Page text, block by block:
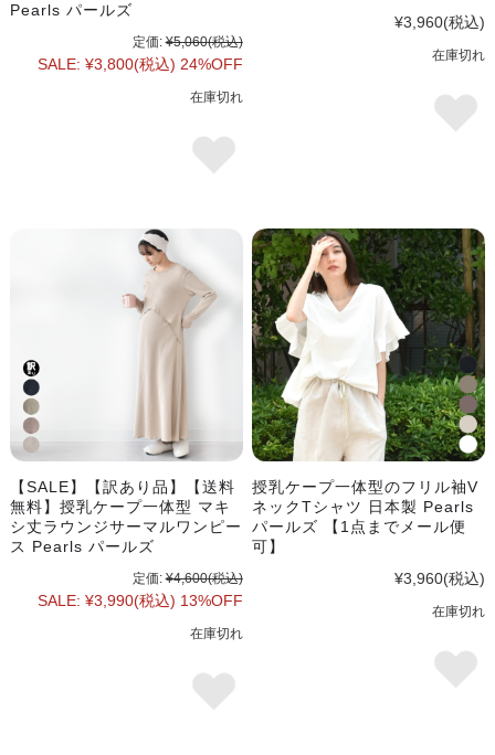
Pearls パールズ
定価: ¥5,060(税込)
SALE: ¥3,800(税込) 24%OFF
在庫切れ
¥3,960(税込)
在庫切れ
【SALE】【訳あり品】【送料
無料】授乳ケープ一体型 マキ
シ丈ラウンジサーマルワンピー
ス Pearls パールズ
定価: ¥4,600(税込)
SALE: ¥3,990(税込) 13%OFF
在庫切れ
授乳ケープ一体型のフリル袖V
ネックTシャツ 日本製 Pearls
パールズ 【1点までメール便
可】
¥3,960(税込)
在庫切れ